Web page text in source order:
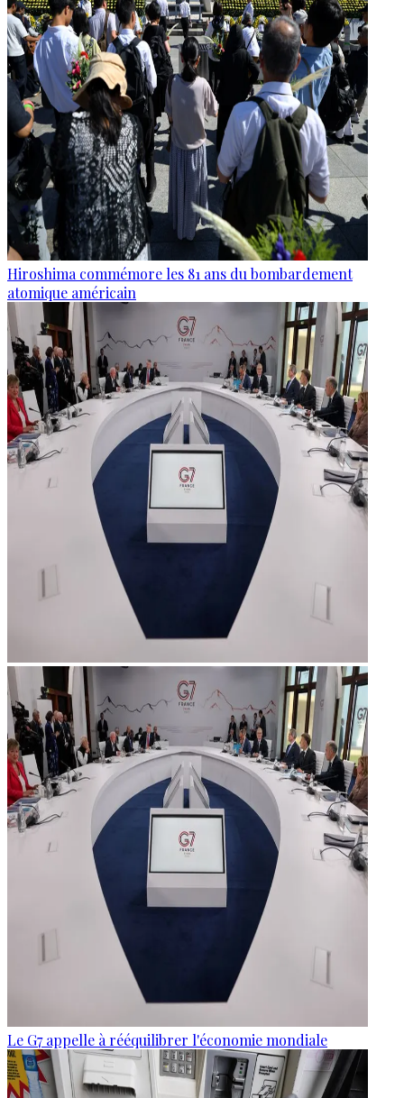
Hiroshima commémore les 81 ans du bombardement
atomique américain
Le G7 appelle à rééquilibrer l'économie mondiale